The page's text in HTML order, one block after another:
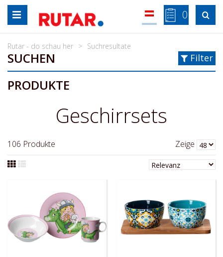
Zum
Inhalt
0 
Rutar - do schau her Suchresultate
SUCHEN Filter
PRODUKTE
Geschirrsets
106 Produkte Zeige